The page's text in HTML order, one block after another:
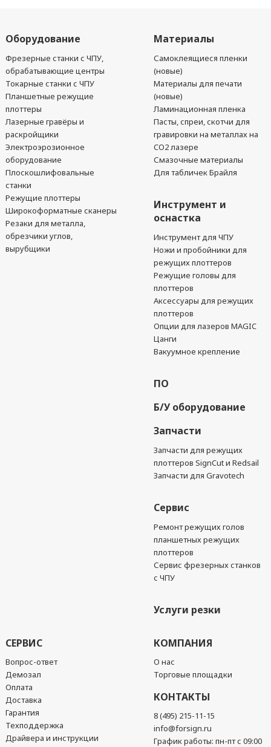
Оборудование
Фрезерные станки с ЧПУ,
обрабатывающие центры
Токарные станки с ЧПУ
Планшетные режущие
плоттеры
Лазерные гравёры и
раскройщики
Электроэрозионное
оборудование
Плоскошлифовальные
станки
Режущие плоттеры
Широкоформатные сканеры
Резаки для металла,
обрезчики углов,
вырубщики
Материалы
Самоклеящиеся пленки
(новые)
Материалы для печати
(новые)
Ламинационная пленка
Пасты, спреи, скотчи для
гравировки на металлах на
CO2 лазере
Смазочные материалы
Для табличек Брайля
Инструмент и
оснастка
Инструмент для ЧПУ
Ножи и пробойники для
режущих плоттеров
Режущие головы для
плоттеров
Аксессуары для режущих
плоттеров
Опции для лазеров MAGIC
Цанги
Вакуумное крепление
ПО
Б/У оборудование
Запчасти
Запчасти для режущих
плоттеров SignCut и Redsail
Запчасти для Gravotech
Сервис
Ремонт режущих голов
планшетных режущих
плоттеров
Сервис фрезерных станков
с ЧПУ
Услуги резки
СЕРВИС
Вопрос-ответ
Демозал
Оплата
Доставка
Гарантия
Техподдержка
Драйвера и инструкции
КОМПАНИЯ
О нас
Торговые площадки
КОНТАКТЫ
8 (495) 215-11-15
info@forsign.ru
График работы: пн-пт с 09:00